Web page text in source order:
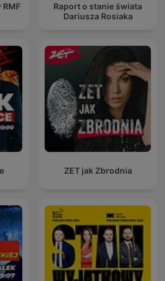
Raport o stanie świata
Dariusza Rosiaka
ZET jak Zbrodnia